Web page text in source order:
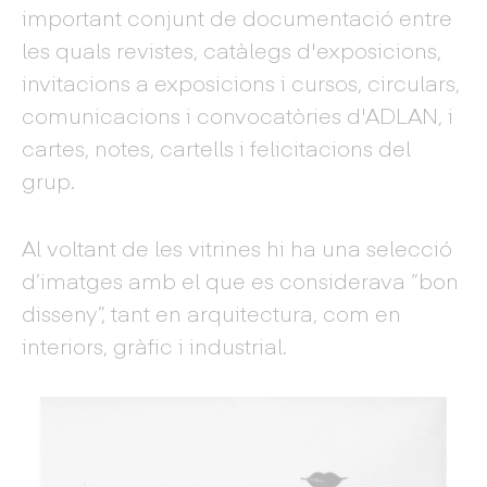
important conjunt de documentació entre
les quals revistes, catàlegs d'exposicions,
invitacions a exposicions i cursos, circulars,
comunicacions i convocatòries d'ADLAN, i
cartes, notes, cartells i felicitacions del
grup.
Al voltant de les vitrines hi ha una selecció
d’imatges amb el que es considerava “bon
disseny”, tant en arquitectura, com en
interiors, gràfic i industrial.